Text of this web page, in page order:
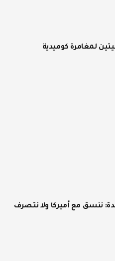
لمغامرة كوميدية
ننسق مع أميركا ولا نتصرف